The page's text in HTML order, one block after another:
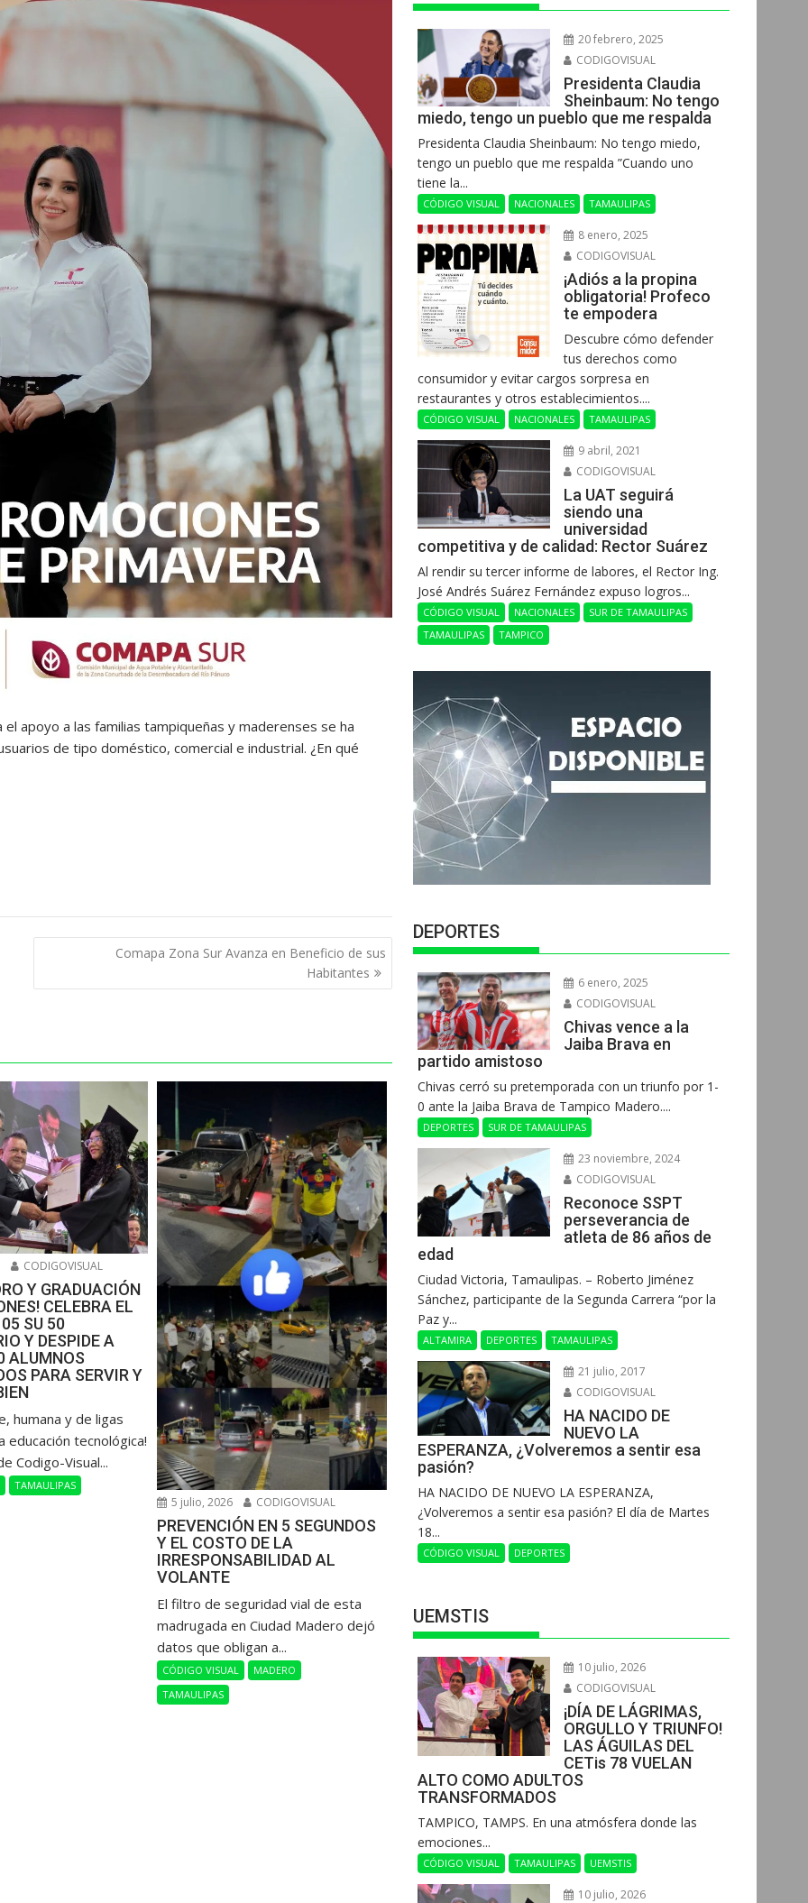
apoyo a las familias tampiqueñas y maderenses se ha
de tipo doméstico, comercial e industrial. ¿En qué
Comapa Zona Sur Avanza en Beneficio de sus
Habitantes
CODIGOVISUAL
Y GRADUACIÓN
CELEBRA EL
SU 50
Y DESPIDE A
ALUMNOS
PARA SERVIR Y
humana y de ligas
educación tecnológica!
Codigo-Visual...
TAMAULIPAS
5 julio, 2026 CODIGOVISUAL
PREVENCIÓN EN 5 SEGUNDOS
Y EL COSTO DE LA
IRRESPONSABILIDAD AL
VOLANTE
​El filtro de seguridad vial de esta
madrugada en Ciudad Madero dejó
datos que obligan a...
CÓDIGO VISUAL
MADERO
TAMAULIPAS
20 febrero, 2025
CODIGOVISUAL
Presidenta Claudia
Sheinbaum: No tengo
miedo, tengo un pueblo que me respalda
Presidenta Claudia Sheinbaum: No tengo miedo,
tengo un pueblo que me respalda ”Cuando uno
tiene la...
CÓDIGO VISUAL NACIONALES TAMAULIPAS
8 enero, 2025
CODIGOVISUAL
¡Adiós a la propina
obligatoria! Profeco
te empodera
Descubre cómo defender
tus derechos como
consumidor y evitar cargos sorpresa en
restaurantes y otros establecimientos....
CÓDIGO VISUAL NACIONALES TAMAULIPAS
9 abril, 2021
CODIGOVISUAL
La UAT seguirá
siendo una
universidad
competitiva y de calidad: Rector Suárez
Al rendir su tercer informe de labores, el Rector Ing.
José Andrés Suárez Fernández expuso logros...
CÓDIGO VISUAL NACIONALES
SUR DE TAMAULIPAS
TAMAULIPAS
TAMPICO
DEPORTES
6 enero, 2025
CODIGOVISUAL
Chivas vence a la
Jaiba Brava en
partido amistoso
Chivas cerró su pretemporada con un triunfo por 1-
0 ante la Jaiba Brava de Tampico Madero....
DEPORTES SUR DE TAMAULIPAS
23 noviembre, 2024
CODIGOVISUAL
Reconoce SSPT
perseverancia de
atleta de 86 años de
edad
Ciudad Victoria, Tamaulipas. – Roberto Jiménez
Sánchez, participante de la Segunda Carrera “por la
Paz y...
ALTAMIRA DEPORTES TAMAULIPAS
21 julio, 2017
CODIGOVISUAL
HA NACIDO DE
NUEVO LA
ESPERANZA, ¿Volveremos a sentir esa
pasión?
HA NACIDO DE NUEVO LA ESPERANZA,
¿Volveremos a sentir esa pasión? El día de Martes
18...
CÓDIGO VISUAL DEPORTES
UEMSTIS
10 julio, 2026
CODIGOVISUAL
¡DÍA DE LÁGRIMAS,
ORGULLO Y TRIUNFO!
LAS ÁGUILAS DEL
CETis 78 VUELAN
ALTO COMO ADULTOS
TRANSFORMADOS
​TAMPICO, TAMPS. En una atmósfera donde las
emociones...
CÓDIGO VISUAL TAMAULIPAS UEMSTIS
10 julio, 2026